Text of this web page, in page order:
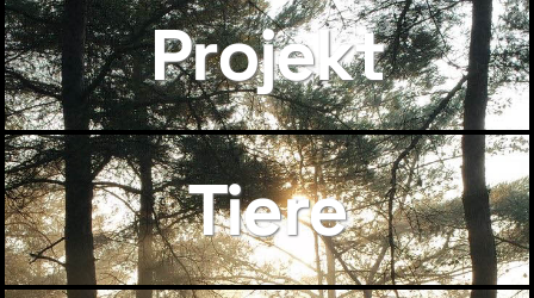
Projekt
Tiere